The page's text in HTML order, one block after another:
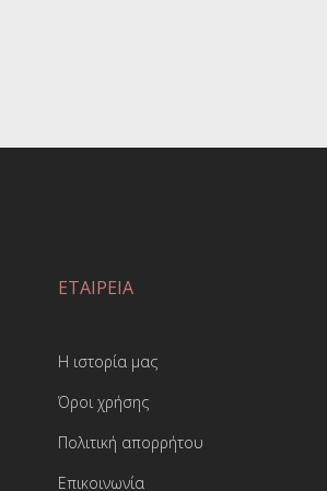
ΕΤΑΙΡΕΙΑ
Η ιστορία μας
Όροι χρήσης
Πολιτική απορρήτου
Επικοινωνία